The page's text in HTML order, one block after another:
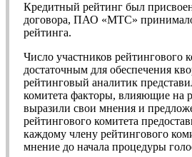
Кредитный рейтинг был
договора, ПАО «МТС»
рейтинга.
Число участников рейтингового
достаточным для обеспечения
рейтинговый аналитик
комитета факторы, влияющие на
выразили свои мнения и
рейтингового комитета
каждому члену рейтингового
мнение до начала процедуры